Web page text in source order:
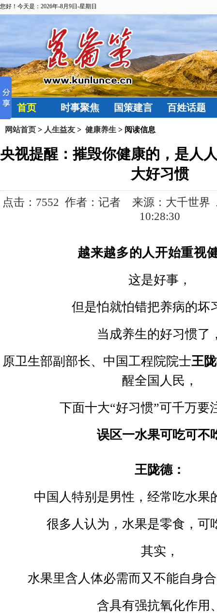
您好！今天是：2026年-8月9日-星期日
首页 时事聚焦 国策建言 百姓话题
网站首页 > 人生益友 > 健康养生 > 阅读信息
央视提醒：摧毁你健康的，是人
大好习惯
点击： 7552 作者：记者 来源：大千世界
10:28:30
越来越多的人开始重视
这是好事，
但是怕就怕错把养病的坏
当成养生的好习惯了
原卫生部副部长、中国工程院院士王
醒全国人民，
下面十大“好习惯”可千万要
误区一水果可吃可不
王陇德：
中国人特别是男性，经常吃水果
很多人认为，水果是零食，可
其实，
水果里含人体必需而又不能自身
含具有强抗氧化作用